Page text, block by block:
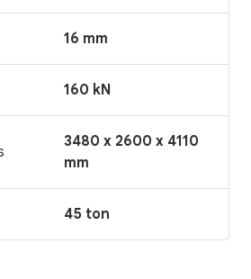
16 mm
160 kN
3480 x 2600 x 4110
mm
45 ton